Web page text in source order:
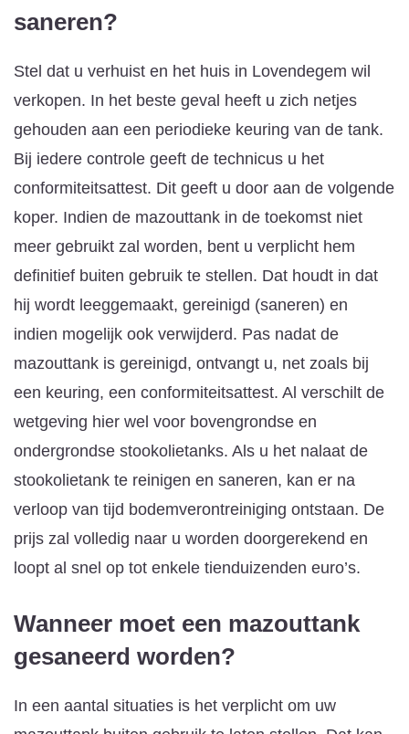
saneren?
Stel dat u verhuist en het huis in Lovendegem wil
verkopen. In het beste geval heeft u zich netjes
gehouden aan een periodieke keuring van de tank.
Bij iedere controle geeft de technicus u het
conformiteitsattest. Dit geeft u door aan de volgende
koper. Indien de mazouttank in de toekomst niet
meer gebruikt zal worden, bent u verplicht hem
definitief buiten gebruik te stellen. Dat houdt in dat
hij wordt leeggemaakt, gereinigd (saneren) en
indien mogelijk ook verwijderd. Pas nadat de
mazouttank is gereinigd, ontvangt u, net zoals bij
een keuring, een conformiteitsattest. Al verschilt de
wetgeving hier wel voor bovengrondse en
ondergrondse stookolietanks. Als u het nalaat de
stookolietank te reinigen en saneren, kan er na
verloop van tijd bodemverontreiniging ontstaan. De
prijs zal volledig naar u worden doorgerekend en
loopt al snel op tot enkele tienduizenden euro’s.
Wanneer moet een mazouttank
gesaneerd worden?
In een aantal situaties is het verplicht om uw